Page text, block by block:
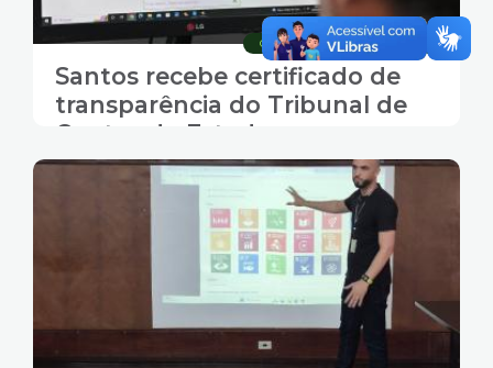
23/04/2026
COMUNICAÇÃO
Santos recebe certificado de
transparência do Tribunal de
Contas do Estado